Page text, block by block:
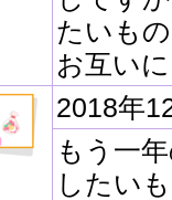
たいも
お互い
2018年
もう一
したい